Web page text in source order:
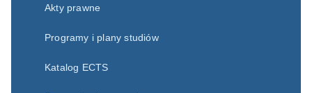
Akty prawne
Programy i plany studiów
Katalog ECTS